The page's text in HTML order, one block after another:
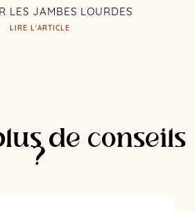
LES JAMBES LOURDES
LIRE L'ARTICLE
de conseils
?